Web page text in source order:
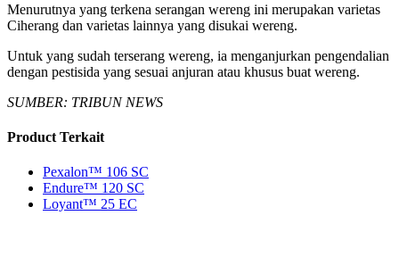
Menurutnya yang terkena serangan wereng ini merupakan varietas
Ciherang dan varietas lainnya yang disukai wereng.
Untuk yang sudah terserang wereng, ia menganjurkan pengendalian
dengan pestisida yang sesuai anjuran atau khusus buat wereng.
SUMBER: TRIBUN NEWS
Product Terkait
Pexalon™ 106 SC
Endure™ 120 SC
Loyant™ 25 EC